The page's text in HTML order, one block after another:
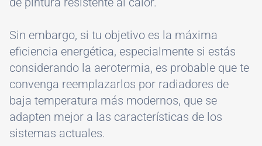
Sin embargo, si tu objetivo es la máxima
eficiencia energética, especialmente si estás
considerando la aerotermia, es probable que te
convenga reemplazarlos por radiadores de
baja temperatura más modernos, que se
adapten mejor a las características de los
sistemas actuales.